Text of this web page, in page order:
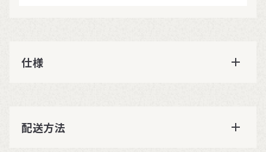
仕様
配送方法